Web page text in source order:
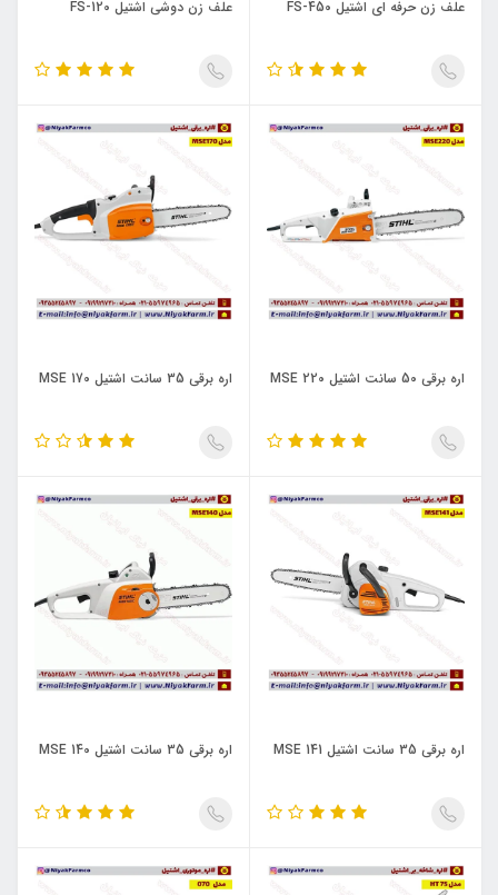
علف زن حرفه ای اشتیل FS-450 علف زن دوشی اشتیل FS-120
اره برقی 50 سانت اشتیل MSE 220 اره برقی 35 سانت اشتیل MSE 170
اره برقی 35 سانت اشتیل MSE 141 اره برقی 35 سانت اشتیل MSE 140